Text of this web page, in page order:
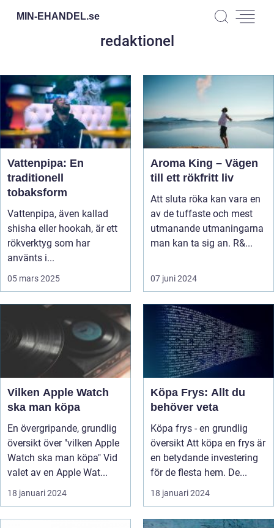
MIN-EHANDEL.se
redaktionel
Vattenpipa: En
traditionell
tobaksform
Vattenpipa, även kallad
shisha eller hookah, är ett
rökverktyg som har
använts i...
05 mars 2025
Aroma King – Vägen
till ett rökfritt liv
Att sluta röka kan vara en
av de tuffaste och mest
utmanande utmaningarna
man kan ta sig an. R&...
07 juni 2024
Vilken Apple Watch
ska man köpa
En övergripande, grundlig
översikt över "vilken Apple
Watch ska man köpa" Vid
valet av en Apple Wat...
18 januari 2024
Köpa Frys: Allt du
behöver veta
Köpa frys - en grundlig
översikt Att köpa en frys är
en betydande investering
för de flesta hem. De...
18 januari 2024